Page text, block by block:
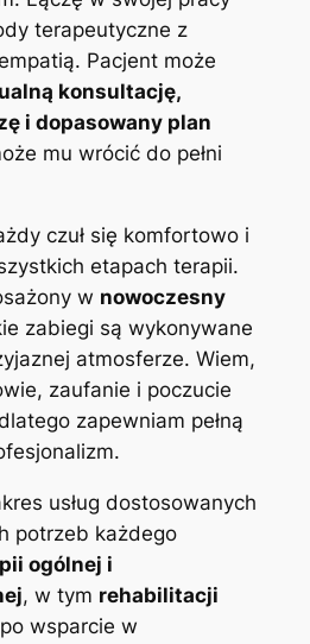
terapeutyczne z
Pacjent może
konsultację,
i dopasowany plan
mu wrócić do pełni
czuł się komfortowo i
etapach terapii.
w nowoczesny
zabiegi są wykonywane
atmosferze. Wiem,
zaufanie i poczucie
zapewniam pełną
usług dostosowanych
potrzeb każdego
ogólnej i
, w tym rehabilitacji
wsparcie w